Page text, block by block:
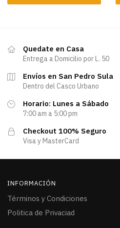
Quedate en Casa
Entrega a Domicilio por L. 50
Envíos en San Pedro Sula
Dentro del Casco Urbano
Horario: Lunes a Sábado
7:00 am a 5:00 pm
Checkout 100% Seguro
Visa y MasterCard
INFORMACIÓN
Términos y Condiciones
Politica de Privaciad